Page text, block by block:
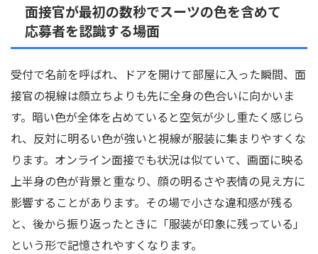
面接官が最初の数秒でスーツの色を含めて
応募者を認識する場面
受付で名前を呼ばれ、ドアを開けて部屋に入った瞬間、面
接官の視線は顔立ちよりも先に全身の色合いに向かいま
す。暗い色が全体を占めていると空気が少し重たく感じら
れ、反対に明るい色が強いと視線が服装に集まりやすくな
ります。オンライン面接でも状況は似ていて、画面に映る
上半身の色が背景と重なり、顔の明るさや表情の見え方に
影響することがあります。その場で小さな違和感が残る
と、後から振り返ったときに「服装が印象に残っている」
という形で記憶されやすくなります。